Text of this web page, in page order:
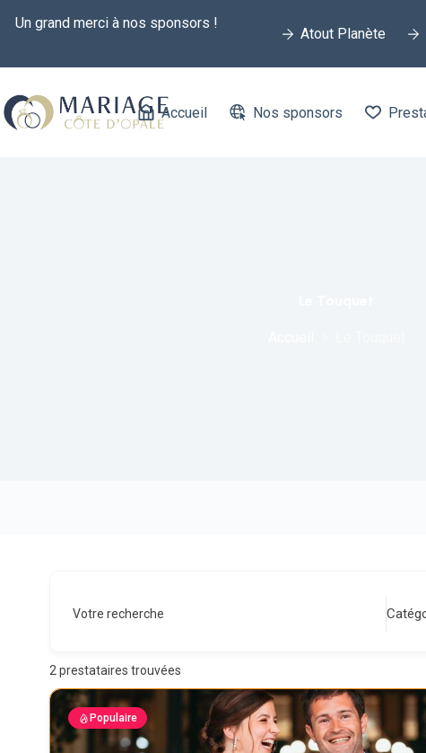
Un grand merci à nos sponsors !
Atout Planète
Accueil Nos sponsors
Votre recherche
2 prestataires trouvées
Populaire